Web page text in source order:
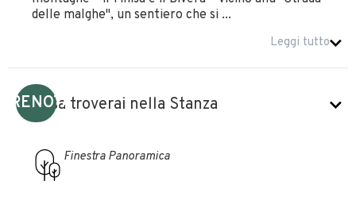
delle malghe", un sentiero che si ...
Leggi tutto
PRENOTA
Cosa troverai nella Stanza
Finestra Panoramica